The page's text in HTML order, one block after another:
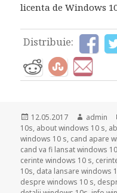
licenta de Windows
Distribuie:
Posted
on
12.05.2017 Author
admin
10s, about windows 10 s,
windows 10 s, cand apare
cand va fi lansat windows
cerinte windows 10 s,
10s, data lansare windows
despre windows 10 s,